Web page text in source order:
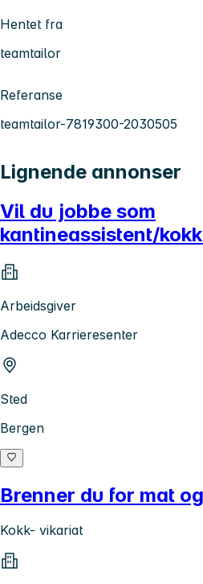
Hentet fra
teamtailor
Referanse
teamtailor-7819300-2030505
Lignende annonser
Vil du jobbe som
kantineassistent/
Arbeidsgiver
Adecco Karrieresenter
Sted
Bergen
Brenner du for mat
Kokk- vikariat